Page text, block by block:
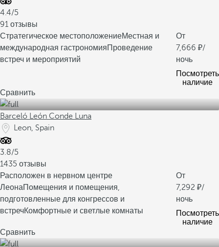
4.4/5
91 отзывы
Стратегическое местоположениеМестная и
международная гастрономияПроведение
встреч и мероприятий
От
7,666
/
ночь
Посмотреть
наличие
Сравнить
Barceló León Conde Luna
Leon, Spain
3.8/5
1435 отзывы
Расположен в нервном центре
ЛеонаПомещения и помещения,
подготовленные для конгрессов и
встречКомфортные и светлые комнаты
От
7,292
/
ночь
Посмотреть
наличие
Сравнить